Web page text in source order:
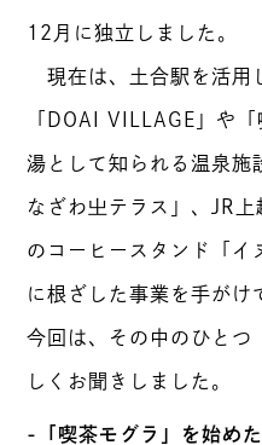
12月に独立しました。
現在は、土合駅を活用
「DOAI VILLAGE」や
湯として知られる温泉施
なざわ㞢テラス」、JR
のコーヒースタンド「イ
に根ざした事業を手がけ
今回は、その中のひとつ
しくお聞きしました。
-「喫茶モグラ」を始め